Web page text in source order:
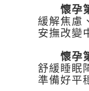
懷孕第
緩解焦慮
安撫改變
懷孕第
舒緩睡眠
準備好平